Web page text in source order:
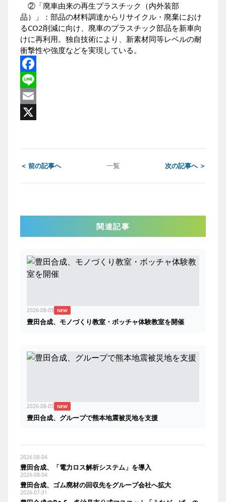
②「廃車由来の再生プラスチック（内外装部
品）」：部品の材料調達からリサイクル・廃棄におけ
るCO2削減に向け、廃車のプラスチック部品を新車向
けに再利用。独自技術により、新素材同等レベルの耐
衝撃性や強度などを実現している。
Facebook
Line
Email
＜ 前の記事へ 一覧 次の記事へ ＞
関連記事
2026-08-05 NEW
豊田合成、モノづくり教室・ボッチャ体験教室を開催
2026-08-05 NEW
豊田合成、グループで熊本地震被災地を支援
2026-08-04
豊田合成、「電力ロス解析システム」を導入
2026-08-04
豊田合成、ゴム廃材の回収先をグループ会社へ拡大
2026-07-31